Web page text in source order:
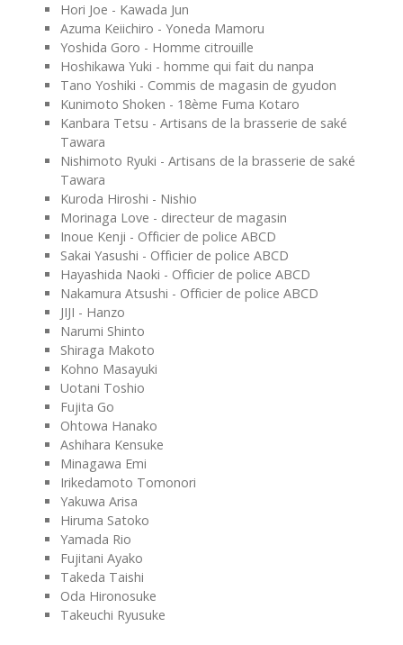
Hori Joe - Kawada Jun
Azuma Keiichiro - Yoneda Mamoru
Yoshida Goro - Homme citrouille
Hoshikawa Yuki - homme qui fait du nanpa
Tano Yoshiki - Commis de magasin de gyudon
Kunimoto Shoken - 18ème Fuma Kotaro
Kanbara Tetsu - Artisans de la brasserie de saké
Tawara
Nishimoto Ryuki - Artisans de la brasserie de saké
Tawara
Kuroda Hiroshi - Nishio
Morinaga Love - directeur de magasin
Inoue Kenji - Officier de police ABCD
Sakai Yasushi - Officier de police ABCD
Hayashida Naoki - Officier de police ABCD
Nakamura Atsushi - Officier de police ABCD
JIJI - Hanzo
Narumi Shinto
Shiraga Makoto
Kohno Masayuki
Uotani Toshio
Fujita Go
Ohtowa Hanako
Ashihara Kensuke
Minagawa Emi
Irikedamoto Tomonori
Yakuwa Arisa
Hiruma Satoko
Yamada Rio
Fujitani Ayako
Takeda Taishi
Oda Hironosuke
Takeuchi Ryusuke